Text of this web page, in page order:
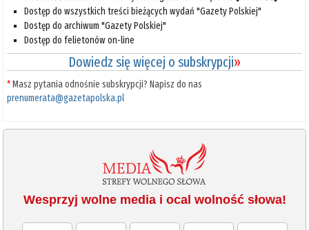
Dostęp do wszystkich treści bieżących wydań "Gazety Polskiej"
Dostęp do archiwum "Gazety Polskiej"
Dostęp do felietonów on-line
Dowiedz się więcej o subskrypcji»
*Masz pytania odnośnie subskrypcji? Napisz do nas
prenumerata@gazetapolska.pl
Wesprzyj wolne media i ocal wolność słowa!